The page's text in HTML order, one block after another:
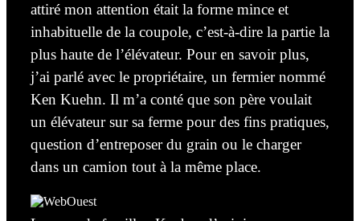
attiré mon attention était la forme mince et
inhabituelle de la coupole, c’est-à-dire la partie la
plus haute de l’élévateur. Pour en savoir plus,
j’ai parlé avec le propriétaire, un fermier nommé
Ken Kuehn. Il m’a conté que son père voulait
un élévateur sur sa ferme pour des fins pratiques,
question d’entreposer du grain ou le charger
dans un camion tout à la même place.